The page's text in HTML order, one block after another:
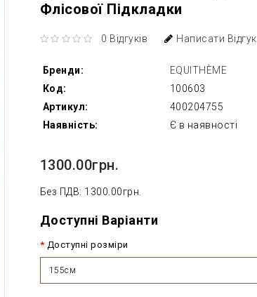
Флісової Підкладки
0 Відгуків Написати Відгук
Бренди:
EQUITHÈME
Код:
100603
Артикул:
400204755
Наявність:
Є в наявності
1300.00грн.
Без ПДВ: 1300.00грн.
Доступні Варіанти
Доступні розміри
155см